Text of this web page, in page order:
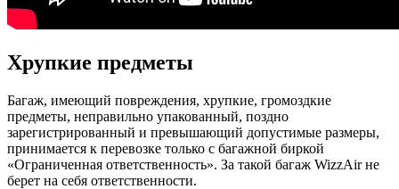
Хрупкие предметы
Багаж, имеющий повреждения, хрупкие, громоздкие
предметы, неправильно упакованный, поздно
зарегистрированный и превышающий допустимые размеры,
принимается к перевозке только с багажной биркой
«Ограниченная ответственность». За такой багаж WizzAir не
берет на себя ответственности.